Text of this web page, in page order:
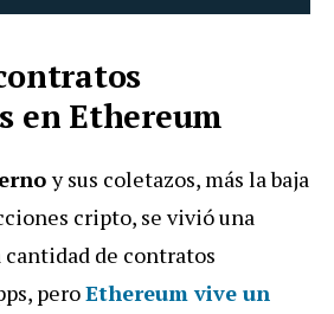
en Ethereum
y sus coletazos, más la baja
cripto, se vivió una
de contratos
peroEthereum vive un